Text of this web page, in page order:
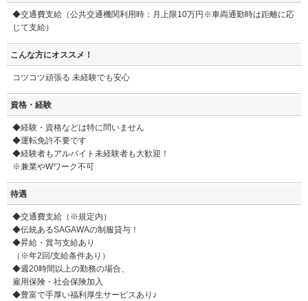
◆交通費支給（公共交通機関利用時：月上限10万円※車両通勤時は距離に応
じて支給）
こんな方にオススメ！
コツコツ頑張る 未経験でも安心
資格・経験
◆経験・資格などは特に問いません
◆運転免許不要です
◆経験者もアルバイト未経験者も大歓迎！
※兼業やWワーク不可
待遇
◆交通費支給（※規定内）
◆伝統あるSAGAWAの制服貸与！
◆昇給・賞与支給あり
（※年2回/支給条件あり）
◆週20時間以上の勤務の場合、
雇用保険・社会保険加入
◆豊富で手厚い福利厚生サービスあり♪